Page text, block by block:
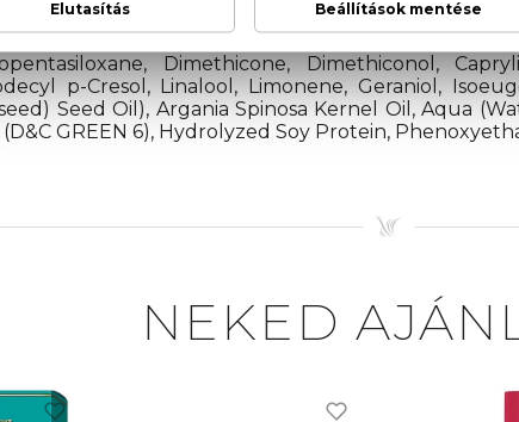
Dimethicone, Dimethiconol,
p-Cresol, Linalool, Limonene, Geraniol,
Seed Oil), Argania Spinosa Kernel Oil, Aqua
(D&C GREEN 6), Hydrolyzed Soy Protein,
NEKED